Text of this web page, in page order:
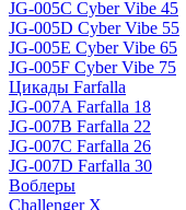
JG-005C Cyber Vibe 45
JG-005D Cyber Vibe 55
JG-005E Cyber Vibe 65
JG-005F Cyber Vibe 75
Цикады Farfalla
JG-007A Farfalla 18
JG-007B Farfalla 22
JG-007C Farfalla 26
JG-007D Farfalla 30
Воблеры
Challenger X